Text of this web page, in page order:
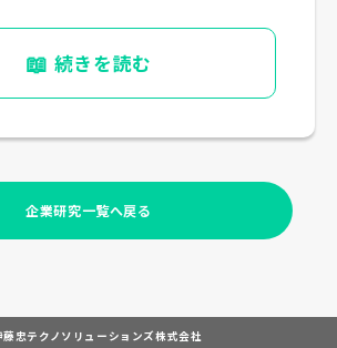
📖 続きを読む
企業研究一覧へ戻る
藤忠テクノソリューションズ株式会社